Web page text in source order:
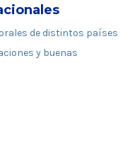
de distintos países
y buenas